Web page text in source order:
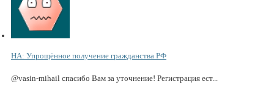
НА: Упрощённое получение гражданства РФ
@vasin-mihail спасибо Вам за уточнение! Регистрация ест...